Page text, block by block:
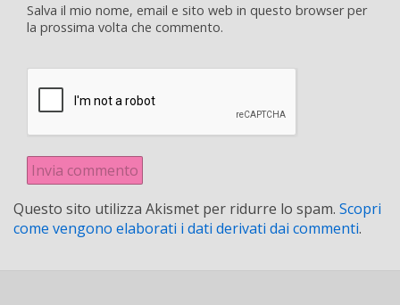
Salva il mio nome, email e sito web in questo browser per
la prossima volta che commento.
Questo sito utilizza Akismet per ridurre lo spam. Scopri
come vengono elaborati i dati derivati dai commenti.